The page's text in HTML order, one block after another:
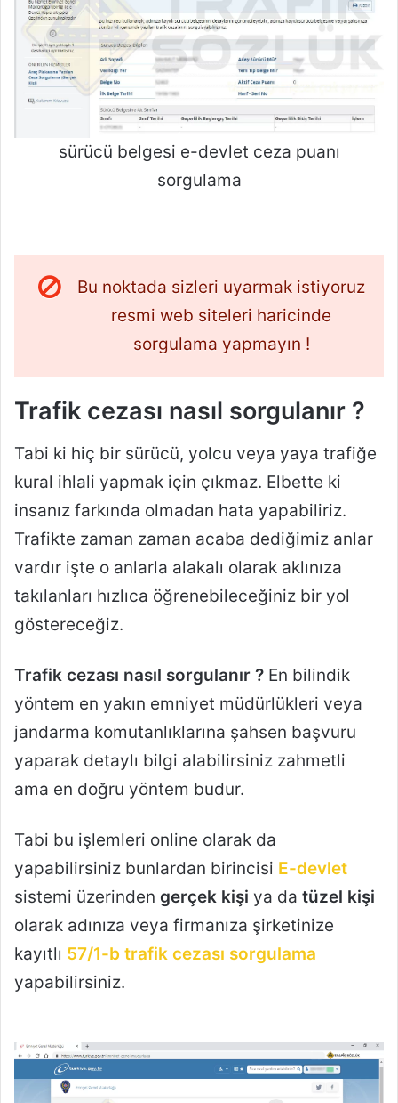
sürücü belgesi e-devlet ceza puanı
sorgulama
Bu noktada sizleri uyarmak istiyoruz
resmi web siteleri haricinde
sorgulama yapmayın !
Trafik cezası nasıl sorgulanır ?
Tabi ki hiç bir sürücü, yolcu veya yaya trafiğe
kural ihlali yapmak için çıkmaz. Elbette ki
insanız farkında olmadan hata yapabiliriz.
Trafikte zaman zaman acaba dediğimiz anlar
vardır işte o anlarla alakalı olarak aklınıza
takılanları hızlıca öğrenebileceğiniz bir yol
göstereceğiz.
Trafik cezası nasıl sorgulanır ? En bilindik
yöntem en yakın emniyet müdürlükleri veya
jandarma komutanlıklarına şahsen başvuru
yaparak detaylı bilgi alabilirsiniz zahmetli
ama en doğru yöntem budur.
Tabi bu işlemleri online olarak da
yapabilirsiniz bunlardan birincisi E-devlet
sistemi üzerinden gerçek kişi ya da tüzel kişi
olarak adınıza veya firmanıza şirketinize
kayıtlı 57/1-b trafik cezası sorgulama
yapabilirsiniz.